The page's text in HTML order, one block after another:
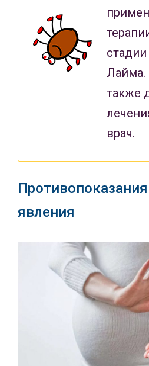
Лайма.
также
врач.
явления